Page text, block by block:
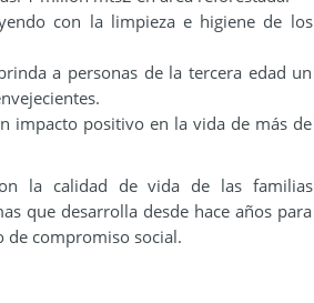
con la limpieza e higiene de los
a personas de la tercera edad un
impacto positivo en la vida de más de
la calidad de vida de las familias
que desarrolla desde hace años para
de compromiso social.